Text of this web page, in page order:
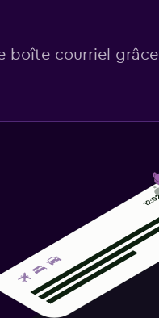
boîte courriel grâce